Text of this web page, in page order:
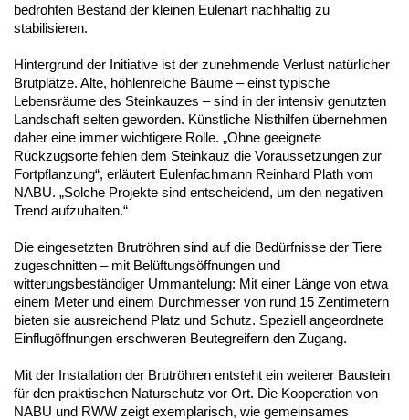
bedrohten Bestand der kleinen Eulenart nachhaltig zu
stabilisieren.
Hintergrund der Initiative ist der zunehmende Verlust natürlicher
Brutplätze. Alte, höhlenreiche Bäume – einst typische
Lebensräume des Steinkauzes – sind in der intensiv genutzten
Landschaft selten geworden. Künstliche Nisthilfen übernehmen
daher eine immer wichtigere Rolle. „Ohne geeignete
Rückzugsorte fehlen dem Steinkauz die Voraussetzungen zur
Fortpflanzung“, erläutert Eulenfachmann Reinhard Plath vom
NABU. „Solche Projekte sind entscheidend, um den negativen
Trend aufzuhalten.“
Die eingesetzten Brutröhren sind auf die Bedürfnisse der Tiere
zugeschnitten – mit Belüftungsöffnungen und
witterungsbeständiger Ummantelung: Mit einer Länge von etwa
einem Meter und einem Durchmesser von rund 15 Zentimetern
bieten sie ausreichend Platz und Schutz. Speziell angeordnete
Einflugöffnungen erschweren Beutegreifern den Zugang.
Mit der Installation der Brutröhren entsteht ein weiterer Baustein
für den praktischen Naturschutz vor Ort. Die Kooperation von
NABU und RWW zeigt exemplarisch, wie gemeinsames